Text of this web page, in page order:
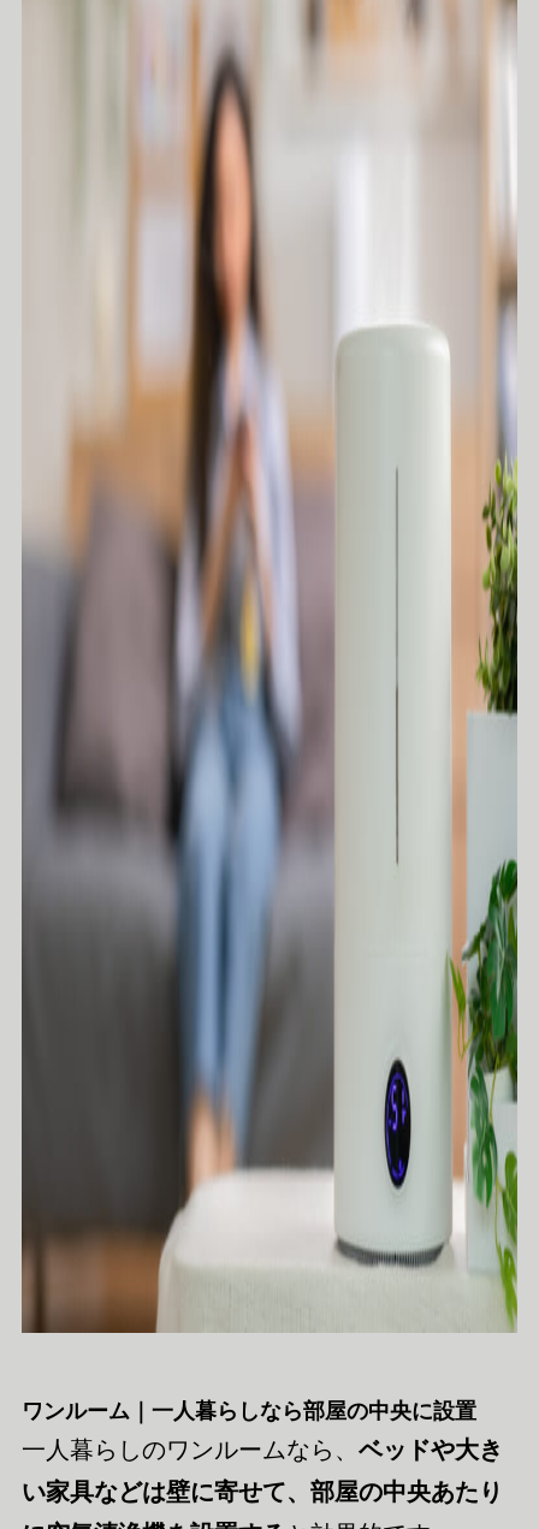
ワンルーム｜一人暮らしなら部屋の中央に設置
一人暮らしのワンルームなら、 ベッドや大き
い家具などは壁に寄せて、部屋の中央あたり